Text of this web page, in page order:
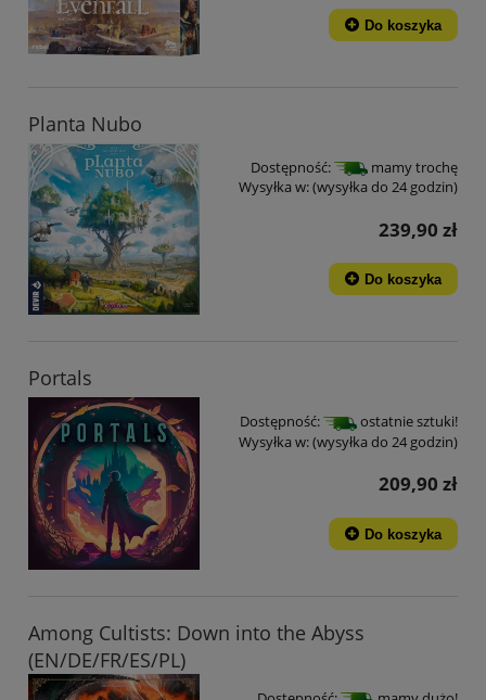
Do koszyka
Planta Nubo
Dostępność:
mamy trochę
Wysyłka w:(wysyłka do 24 godzin)
239,90 zł
Do koszyka
Portals
Dostępność:
ostatnie sztuki!
Wysyłka w:(wysyłka do 24 godzin)
209,90 zł
Do koszyka
Among Cultists: Down into the Abyss
(EN/DE/FR/ES/PL)